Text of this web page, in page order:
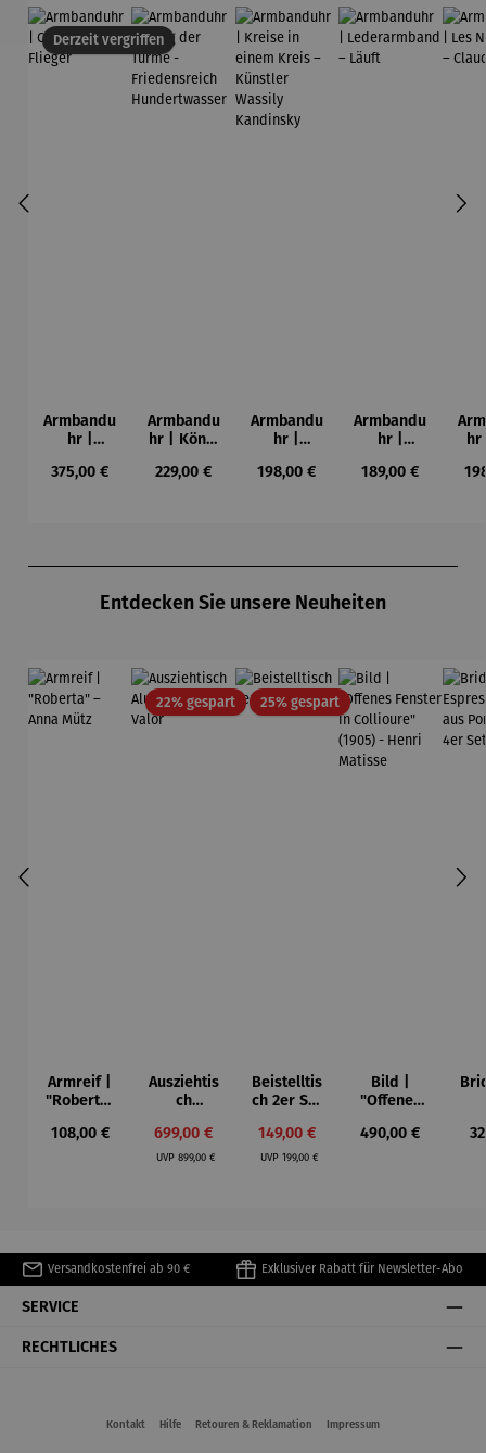
Derzeit vergriffen
Armbandu
hr |
ph –
Regulärer Preis:
375,00 €
Armbandu
hr | König
-
Regulärer Preis:
229,00 €
Armbandu
hr |
einem
Regulärer Preis:
198,00 €
Armbandu
hr |
band –
Regulärer Preis:
189,00 €
–
Entdecken Sie unsere Neuheiten
Armreif |
"Roberta"
Mütz
Regulärer Preis:
108,00 €
22% gespartRabatt
Ausziehtis
ch
– Valor
Verkaufspreis:
699,00 €
UVPRegulärer Preis:
899,00 €
25% gespartRabatt
Beistelltis
ch 2er Set
Verkaufspreis:
149,00 €
UVP Regulärer Preis:
199,00 €
Bild |
"Offenes
Collioure"
Regulärer Preis:
490,00 €
Versandkostenfrei ab 90 € Exklusiver Rabatt für Newsletter-Abo
SERVICE
RECHTLICHES
Kontakt Hilfe Retouren & Reklamation Impressum